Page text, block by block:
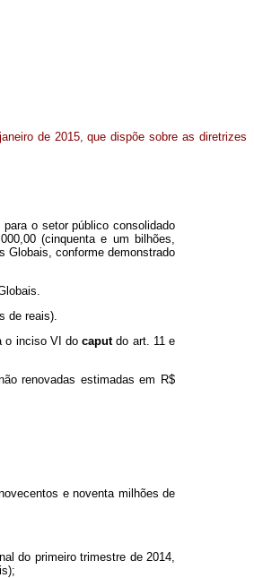
de 2015, que dispõe sobre as diretrizes
o setor público consolidado
(cinquenta e um bilhões,
Globais, conforme demonstrado
de reais).
o inciso VI docaputdo art. 11 e
renovadas estimadas em R$
e noventa milhões de
do primeiro trimestre de 2014,